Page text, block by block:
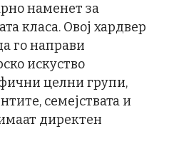
наменет за
класа. Овој хардвер
го направи
искуство
целни групи,
семејствата и
директен